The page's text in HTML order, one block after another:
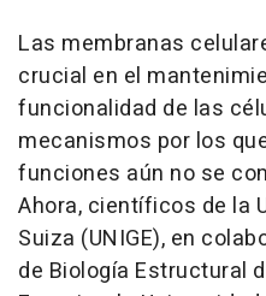
Las membranas
crucial en el
funcionalidad de las
mecanismos por los
funciones aún no se
Ahora, científicos de la
Suiza (UNIGE), en
de Biología Estructural